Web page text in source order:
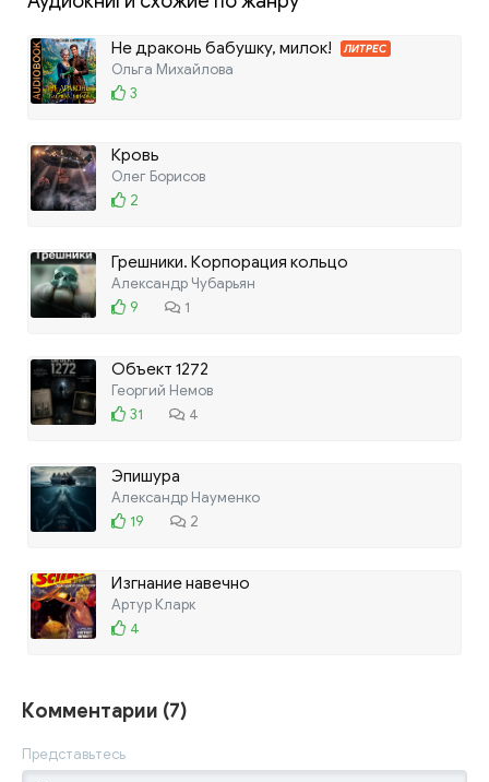
Не драконь бабушку, милок! ЛИТРЕС
Ольга Михайлова
3
Кровь
Олег Борисов
2
Грешники. Корпорация кольцо
Александр Чубарьян
9
1
Объект 1272
Георгий Немов
31
4
Эпишура
Александр Науменко
19
2
Изгнание навечно
Артур Кларк
4
Комментарии (7)
Представьтесь